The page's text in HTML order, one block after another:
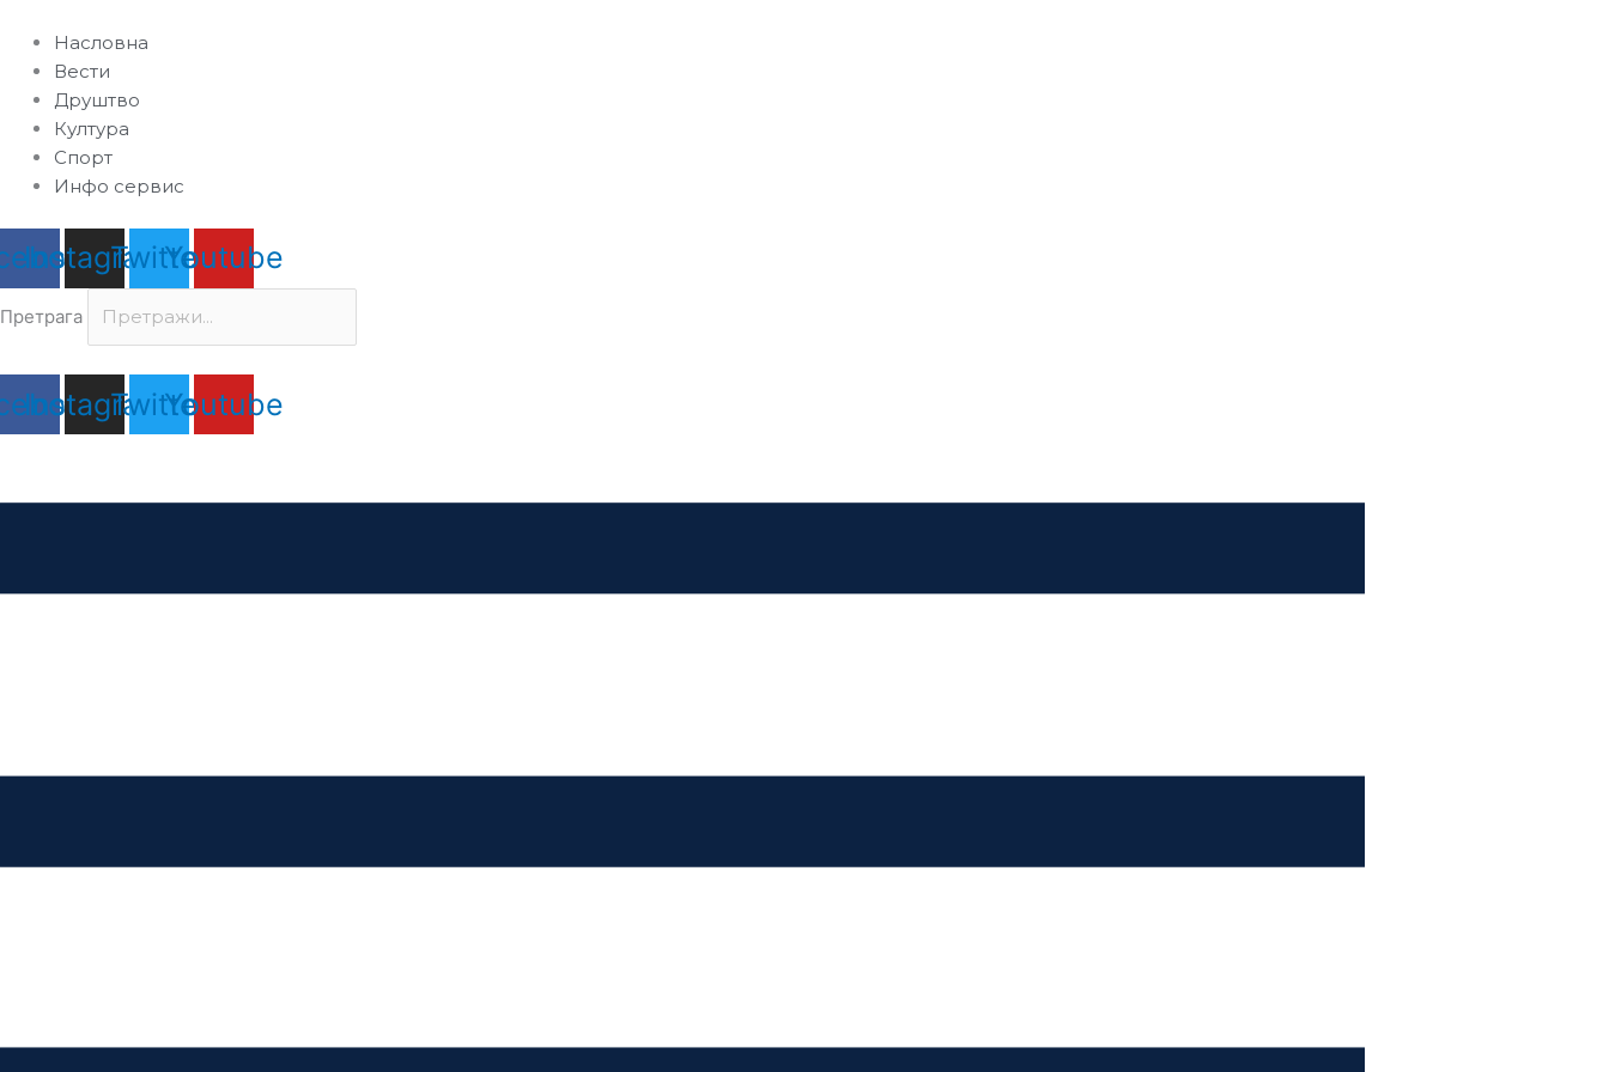
садржај
Насловна
Вести
Друштво
Култура
Спорт
Инфо сервис
Instagram
TwitterYoutube
Претрага
Instagram
TwitterYoutube